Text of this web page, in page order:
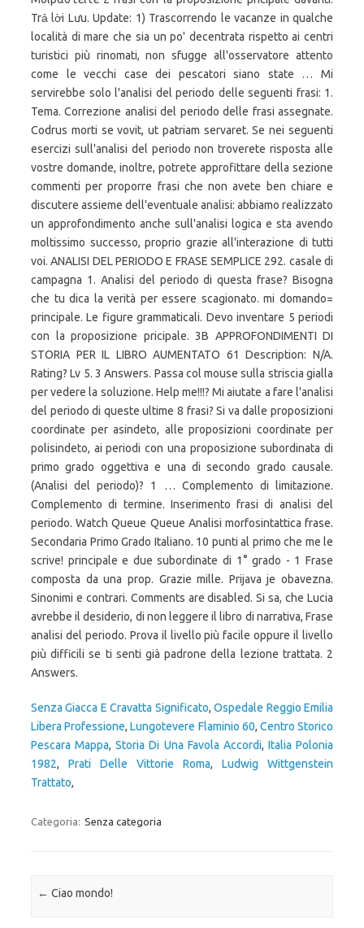
Trả lời Lưu. Update: 1) Trascorrendo le vacanze in qualche
località di mare che sia un po' decentrata rispetto ai centri
turistici più rinomati, non sfugge all'osservatore attento
come le vecchi case dei pescatori siano state … Mi
servirebbe solo l'analisi del periodo delle seguenti frasi: 1.
Tema. Correzione analisi del periodo delle frasi assegnate.
Codrus morti se vovit, ut patriam servaret. Se nei seguenti
esercizi sull'analisi del periodo non troverete risposta alle
vostre domande, inoltre, potrete approfittare della sezione
commenti per proporre frasi che non avete ben chiare e
discutere assieme dell'eventuale analisi: abbiamo realizzato
un approfondimento anche sull'analisi logica e sta avendo
moltissimo successo, proprio grazie all'interazione di tutti
voi. ANALISI DEL PERIODO E FRASE SEMPLICE 292. casale di
campagna 1. Analisi del periodo di questa frase? Bisogna
che tu dica la verità per essere scagionato. mi domando=
principale. Le figure grammaticali. Devo inventare 5 periodi
con la proposizione pricipale. 3B APPROFONDIMENTI DI
STORIA PER IL LIBRO AUMENTATO 61 Description: N/A.
Rating? Lv 5. 3 Answers. Passa col mouse sulla striscia gialla
per vedere la soluzione. Help me!!!? Mi aiutate a fare l'analisi
del periodo di queste ultime 8 frasi? Si va dalle proposizioni
coordinate per asindeto, alle proposizioni coordinate per
polisindeto, ai periodi con una proposizione subordinata di
primo grado oggettiva e una di secondo grado causale.
(Analisi del periodo)? 1 … Complemento di limitazione.
Complemento di termine. Inserimento frasi di analisi del
periodo. Watch Queue Queue Analisi morfosintattica frase.
Secondaria Primo Grado Italiano. 10 punti al primo che me le
scrive! principale e due subordinate di 1° grado - 1 Frase
composta da una prop. Grazie mille. Prijava je obavezna.
Sinonimi e contrari. Comments are disabled. Si sa, che Lucia
avrebbe il desiderio, di non leggere il libro di narrativa, Frase
analisi del periodo. Prova il livello più facile oppure il livello
più difficili se ti senti già padrone della lezione trattata. 2
Answers.
Senza Giacca E Cravatta Significato,Ospedale Reggio Emilia
Libera Professione,Lungotevere Flaminio 60, Centro Storico
Pescara Mappa,Storia Di Una Favola Accordi, Italia Polonia
1982, Prati Delle Vittorie Roma, Ludwig Wittgenstein
Trattato,
Categoria: Senza categoria
Navigazione articolo
← Ciao mondo!